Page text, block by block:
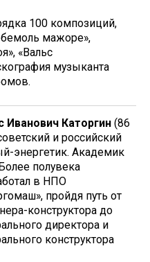
100 композиций,
мажоре»,
«Вальс
музыканта
Иванович Каторгин (86
и российский
энергетик. Академик
полувека
в НПО
пройдя путь от
конструктора до
директора и
конструктора